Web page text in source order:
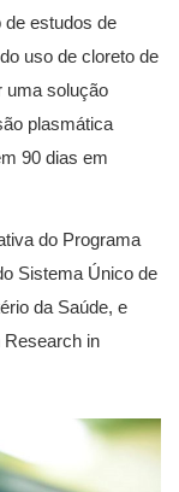
de estudos de
uso de cloreto de
uma solução
plasmática
90 dias em
do Programa
Sistema Único de
da Saúde, e
in